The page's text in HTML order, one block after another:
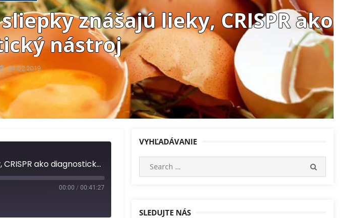
znášajú lieky, CRISPR ako
nástroj
24.02.2019
Pseudocast #387 - Aquaman, sliepky znášajú lieky, CRISPR ako diagnostický nástroj
00:00 / 00:41:27
VYHĽADÁVANIE
SLEDUJTE NÁS